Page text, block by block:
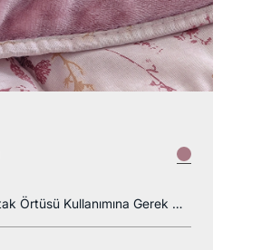
Nevresim Ya Da Yatak Örtüsü Kullanımına Gerek Kalmaz